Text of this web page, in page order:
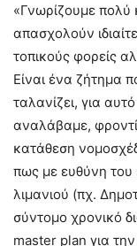
«Γνωρίζουμε
απασχολούν
τοπικούς φορείς
Είναι ένα ζήτημα
ταλανίζει, για
αναλάβαμε,
κατάθεση
πως με ευθύνη του
λιμανιού (πχ.
σύντομο χρονικό
master plan για